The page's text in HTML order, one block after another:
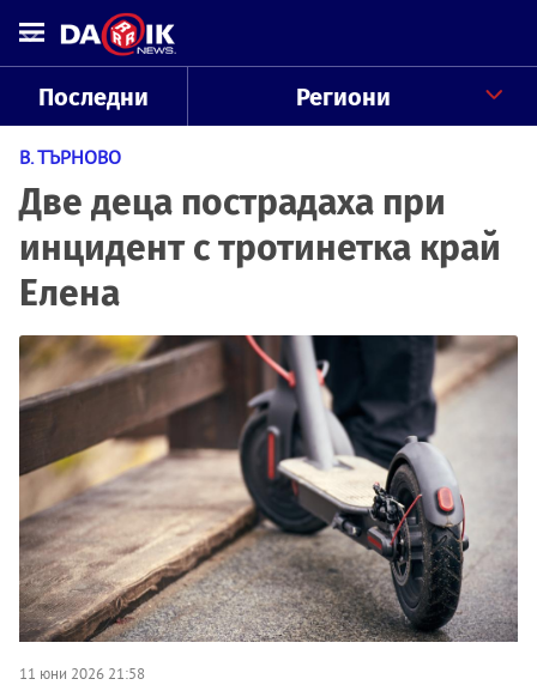
Последни Региони
В. ТЪРНОВО
Две деца пострадаха при
инцидент с тротинетка край
Елена
11 юни 2026 21:58